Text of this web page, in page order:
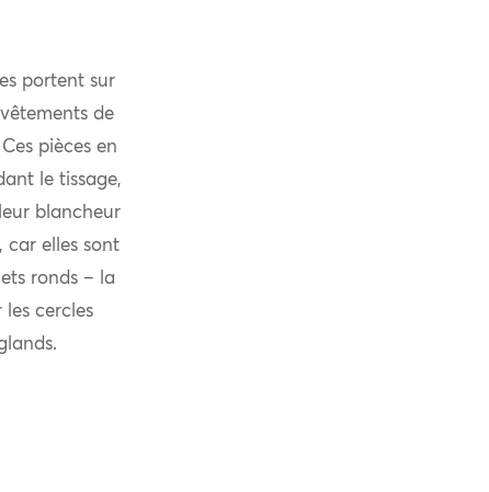
portent sur
de
pièces en
le tissage,
blancheur
car elles sont
ronds – la
cercles